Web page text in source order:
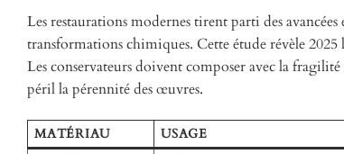
Les restaurations modernes tirent parti des avancées
transformations chimiques. Cette étude révèle 2025
Les conservateurs doivent composer avec la
péril la pérennité des œuvres.
MATÉRIAU USAGE